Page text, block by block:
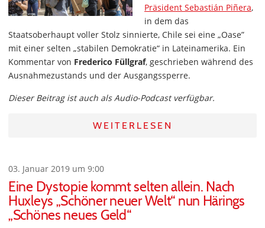
Präsident Sebastián Piñera,
in dem das
Staatsoberhaupt voller Stolz sinnierte, Chile sei eine „Oase”
mit einer selten „stabilen Demokratie“ in Lateinamerika. Ein
Kommentar von Frederico Füllgraf, geschrieben während des
Ausnahmezustands und der Ausgangssperre.
Dieser Beitrag ist auch als Audio-Podcast verfügbar.
WEITERLESEN
03. Januar 2019 um 9:00
Eine Dystopie kommt selten allein. Nach
Huxleys „Schöner neuer Welt“ nun Härings
„Schönes neues Geld“